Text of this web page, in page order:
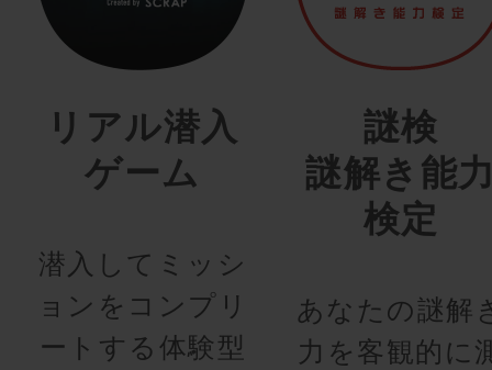
リアル潜入
ゲーム
潜入してミッシ
ョンをコンプリ
ートする体験型
謎検
謎解き能
検定
あなたの謎解
力を客観的に